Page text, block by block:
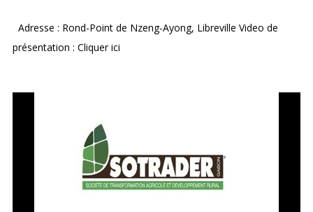
Adresse : Rond-Point de Nzeng-Ayong, Libreville Video de
présentation : Cliquer ici